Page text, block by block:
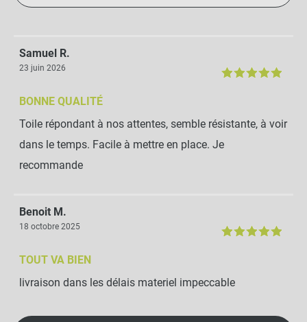
Samuel R.
23 juin 2026
BONNE QUALITÉ
Toile répondant à nos attentes, semble résistante, à voir
dans le temps. Facile à mettre en place. Je
recommande
Benoit M.
18 octobre 2025
TOUT VA BIEN
livraison dans les délais materiel impeccable